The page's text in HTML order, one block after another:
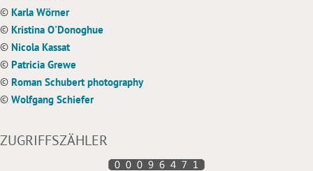
© Karla Wörner
© Kristina O'Donoghue
© Nicola Kassat
© Patricia Grewe
© Roman Schubert photography
© Wolfgang Schiefer
ZUGRIFFSZÄHLER